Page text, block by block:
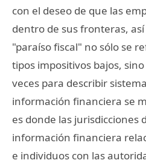
con el deseo de que las
dentro de sus fronteras,
"paraíso fiscal" no sólo se
tipos impositivos bajos,
veces para describir
información financiera se
es donde las jurisdicciones
información financiera
e individuos con las